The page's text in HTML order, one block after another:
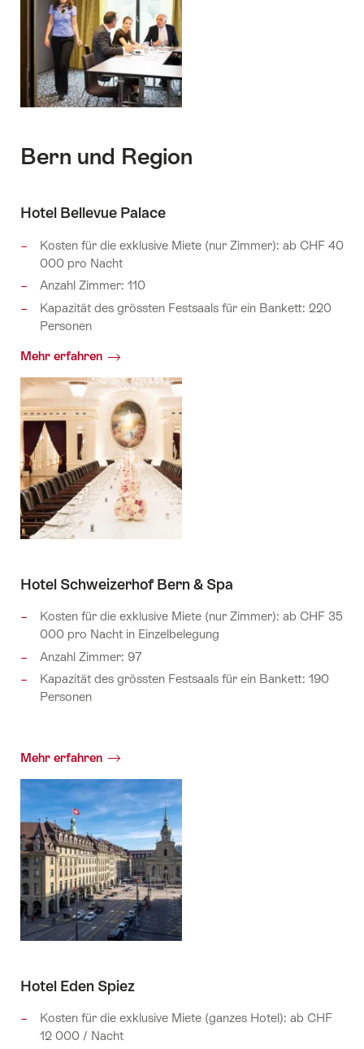
Bern und Region
Hotel Bellevue Palace
Kosten für die exklusive Miete (nur Zimmer): ab CHF 40
000 pro Nacht
Anzahl Zimmer: 110
Kapazität des grössten Festsaals für ein Bankett: 220
Personen
Mehr erfahren
Hotel Schweizerhof Bern & Spa
Kosten für die exklusive Miete (nur Zimmer): ab CHF 35
000 pro Nacht in Einzelbelegung
Anzahl Zimmer: 97
Kapazität des grössten Festsaals für ein Bankett: 190
Personen
Mehr erfahren
Hotel Eden Spiez
Kosten für die exklusive Miete (ganzes Hotel): ab CHF
12 000 / Nacht